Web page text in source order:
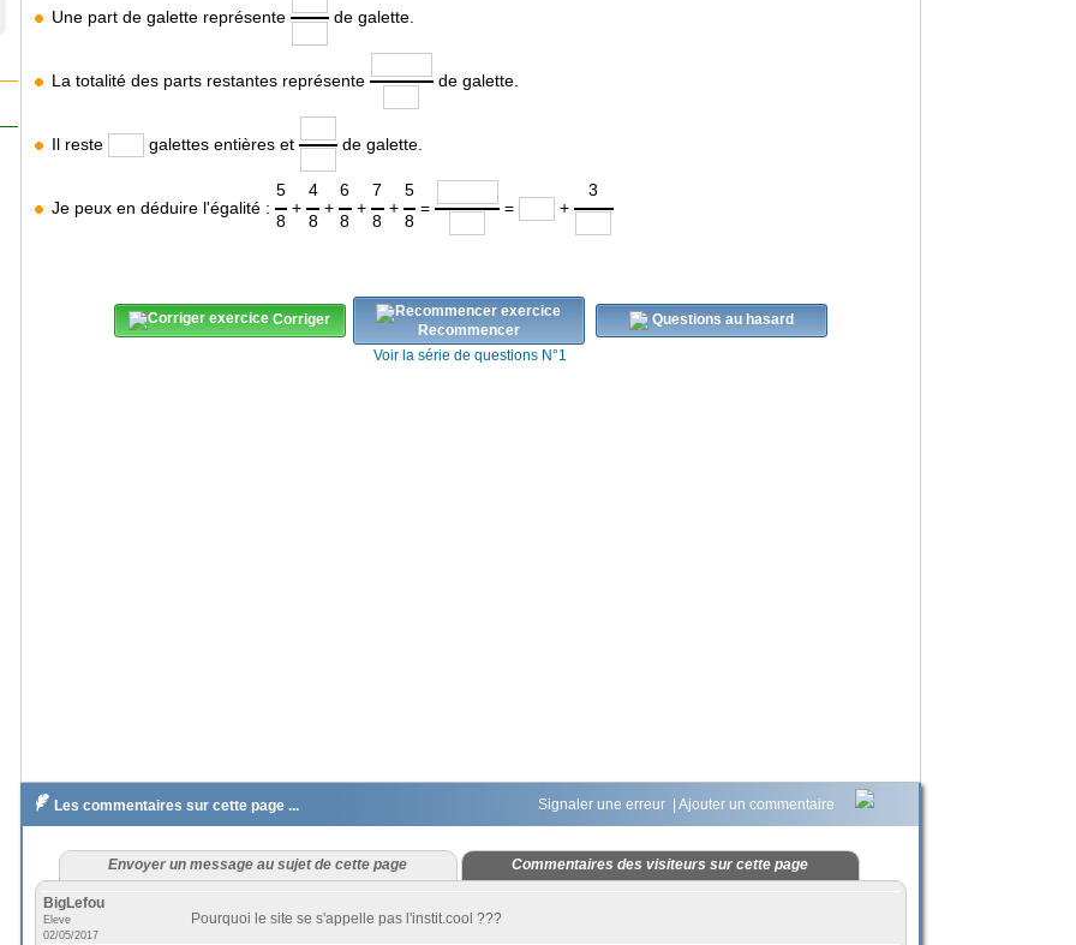
Une part de galette représente de galette.
La totalité des parts restantes représente de galette.
Il reste galettes entières et de galette.
Je peux en déduire l'égalité :
5
8
+
4
8
+
6
8
+
7
8
+
5
8
= = +
3
Corriger
Recommencer
Questions au hasard
Voir la série de questions N°1
 Les commentaires sur cette page ... Signaler une erreur | Ajouter un commentaire
Envoyer un message au sujet de cette page Commentaires des visiteurs sur cette page
BigLefou
Eleve
02/05/2017
Pourquoi le site se s'appelle pas l'instit.cool ???